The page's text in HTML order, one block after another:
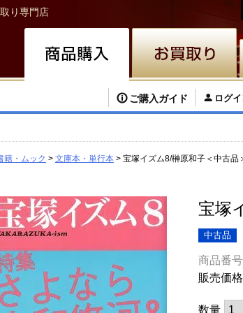
り専門店
ご購入ガイド ログ
籍・ムック 文庫本・単行本 宝塚イズム8/榊原和子＜中古品
宝塚
中古品
商品番号
販売価格